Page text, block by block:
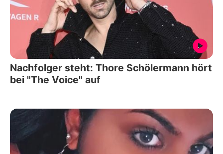
Nachfolger steht: Thore Schölermann hört
bei "The Voice" auf